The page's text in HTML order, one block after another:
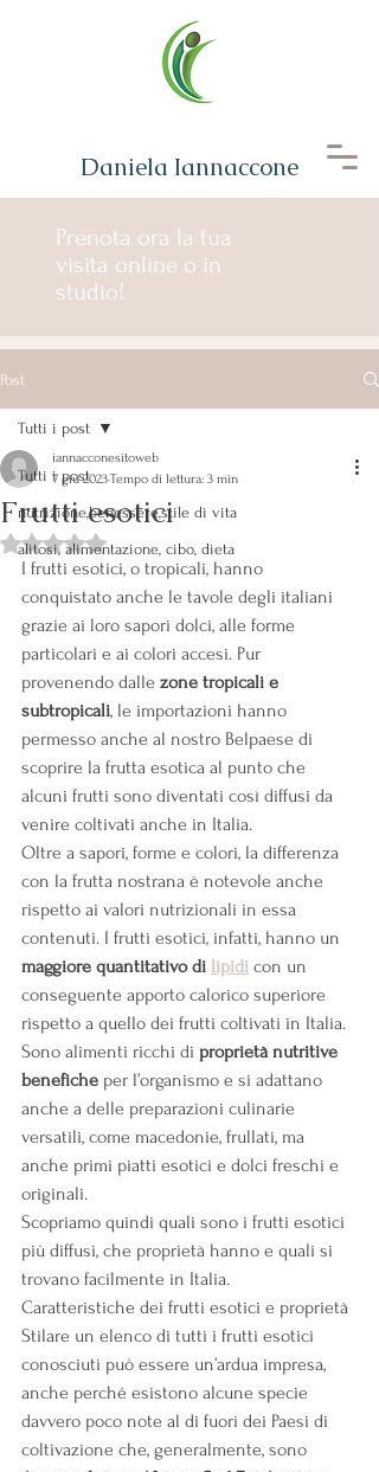
Daniela Iannaccone
Prenota ora la tua
visita online o in
studio!
Post
Tutti i post
nutrizione,benessere,stile di vita
alitosi, alimentazione, cibo, dieta
Tutti i post
Frutti esotici
iannacconesitoweb
7 giu 2023Tempo di lettura: 3 min
Valutazione NaN stelle su 5.
I frutti esotici, o tropicali, hanno
conquistato anche le tavole degli italiani
grazie ai loro sapori dolci, alle forme
particolari e ai colori accesi. Pur
provenendo dalle zone tropicali e
subtropicali, le importazioni hanno
permesso anche al nostro Belpaese di
scoprire la frutta esotica al punto che
alcuni frutti sono diventati così diffusi da
venire coltivati anche in Italia.
Oltre a sapori, forme e colori, la differenza
con la frutta nostrana è notevole anche
rispetto ai valori nutrizionali in essa
contenuti. I frutti esotici, infatti, hanno un
maggiore quantitativo di lipidi con un
conseguente apporto calorico superiore
rispetto a quello dei frutti coltivati in Italia.
Sono alimenti ricchi di proprietà nutritive
benefiche per l’organismo e si adattano
anche a delle preparazioni culinarie
versatili, come macedonie, frullati, ma
anche primi piatti esotici e dolci freschi e
originali.
Scopriamo quindi quali sono i frutti esotici
più diffusi, che proprietà hanno e quali si
trovano facilmente in Italia.
Caratteristiche dei frutti esotici e proprietà
Stilare un elenco di tutti i frutti esotici
conosciuti può essere un’ardua impresa,
anche perché esistono alcune specie
davvero poco note al di fuori dei Paesi di
coltivazione che, generalmente, sono